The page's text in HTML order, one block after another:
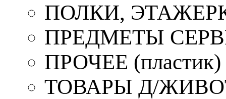
ПОЛКИ,
ПРЕДМЕТЫ
ПРОЧЕЕ (пластик)
ТОВАРЫ Д/